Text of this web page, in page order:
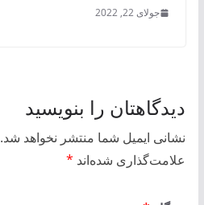
جولای 22, 2022
دیدگاهتان را بنویسید
نشانی ایمیل شما منتشر نخواهد شد.
علامت‌گذاری شده‌اند *